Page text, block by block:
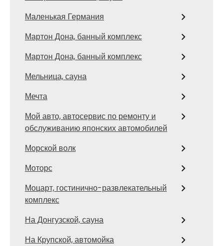
Маленькая Германия
Мартон Дона, банный комплекс
Мартон Дона, банный комплекс
Мельница, сауна
Мечта
Мой авто, автосервис по ремонту и
обслуживанию японских автомобилей
Морской волк
Моторс
Моцарт, гостинично-развлекательный
комплекс
На Донгузской, сауна
На Крупской, автомойка